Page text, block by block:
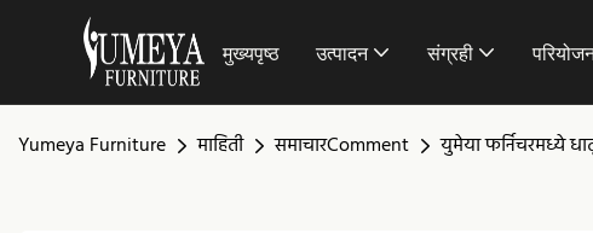
मुख्यपृष्ठ उत्पादन संग्रही
Yumeya Furniture माहिती समाचारComment युमेया फर्निचरमध्ये